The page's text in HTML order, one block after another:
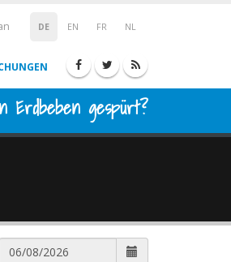
DE EN FR NL
Erdbeben gespürt?